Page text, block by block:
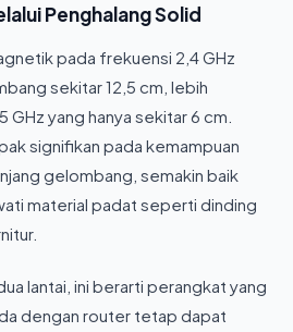
Penghalang Solid
pada frekuensi 2,4 GHz
sekitar 12,5 cm, lebih
GHz yang hanya sekitar 6 cm.
signifikan pada kemampuan
gelombang, semakin baik
material padat seperti dinding
lantai, ini berarti perangkat yang
dengan router tetap dapat